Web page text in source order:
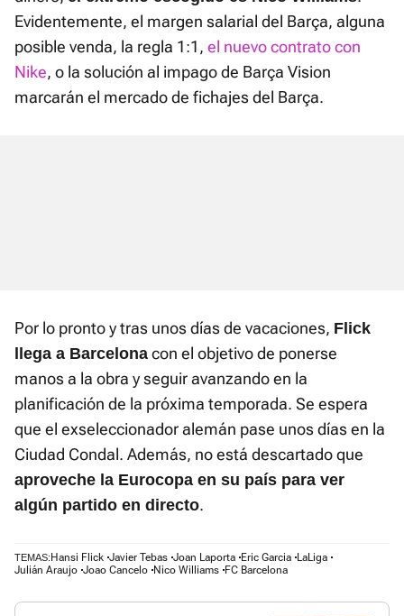
Evidentemente, el margen salarial del Barça, alguna
posible venda, la regla 1:1, el nuevo contrato con
Nike, o la solución al impago de Barça Vision
marcarán el mercado de fichajes del Barça.
Por lo pronto y tras unos días de vacaciones, Flick
llega a Barcelona con el objetivo de ponerse
manos a la obra y seguir avanzando en la
planificación de la próxima temporada. Se espera
que el exseleccionador alemán pase unos días en la
Ciudad Condal. Además, no está descartado que
aproveche la Eurocopa en su país para ver
algún partido en directo.
TEMAS: Hansi Flick Javier Tebas Joan Laporta Eric Garcia LaLiga
Julián Araujo Joao Cancelo Nico Williams FC Barcelona